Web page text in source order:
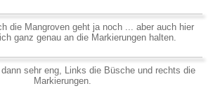
die Mangroven geht ja noch ... aber auch hier
ganz genau an die Markierungen halten.
sehr eng, Links die Büsche und rechts die
Markierungen.